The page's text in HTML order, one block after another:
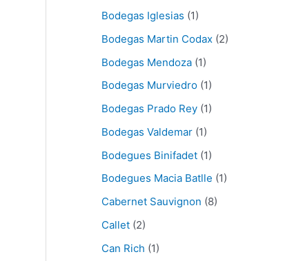
Bodegas Iglesias (1)
Bodegas Martin Codax (2)
Bodegas Mendoza (1)
Bodegas Murviedro (1)
Bodegas Prado Rey (1)
Bodegas Valdemar (1)
Bodegues Binifadet (1)
Bodegues Macia Batlle (1)
Cabernet Sauvignon (8)
Callet (2)
Can Rich (1)